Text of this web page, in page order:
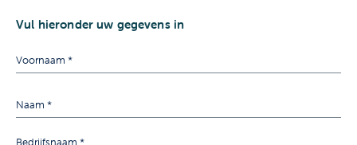
Vul hieronder uw gegevens in